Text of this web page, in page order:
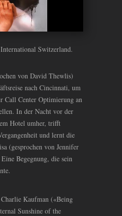
Switzerland.
von David Thewlis)
nach Cincinnati, um
Call Center Optimierung an
In der Nacht vor der
Hotel umher, trifft
und lernt die
(gesprochen von Jennifer
Begegnung, die sein
Kaufman («Being
Sunshine of the